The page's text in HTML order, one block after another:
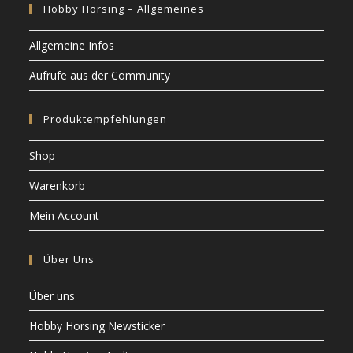
Hobby Horsing – Allgemeines
Allgemeine Infos
Aufrufe aus der Community
Produktempfehlungen
Shop
Warenkorb
Mein Account
Über Uns
Über uns
Hobby Horsing Newsticker